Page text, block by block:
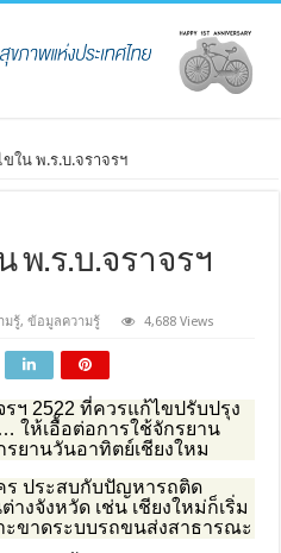
ใน พ.ร.บ.จราจรฯ
พ.ร.บ.จราจรฯ
มรู้,ข้อมูลความรู้ 4,688 Views
ฯ 2522 ที่ควรแก้ไขปรับปรุง
ให้เอื้อต่อการใช้จักรยาน
ยานวันอาทิตย์เชียงใหม
ประสบกับปัญหารถติด
งจังหวัด เช่น เชียงใหม่ก็เริ่ม
ะขาดระบบรถขนส่งสาธารณะ